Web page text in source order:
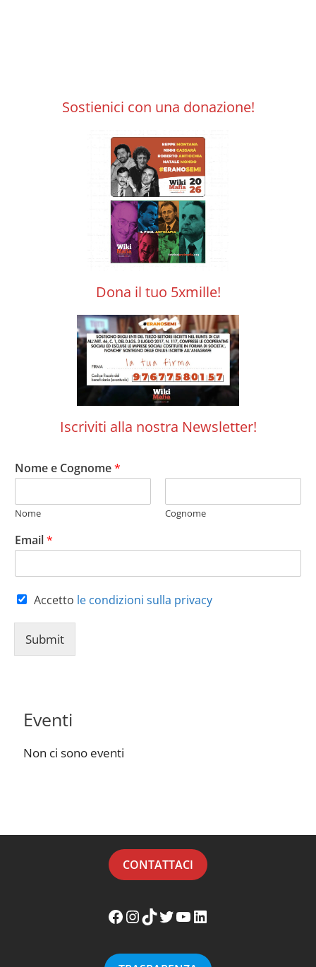
Sostienici con una donazione!
Dona il tuo 5xmille!
Iscriviti alla nostra Newsletter!
Nome e Cognome*
Nome Cognome
Email*
Accetto le condizioni sulla privacy
Submit
Eventi
Non ci sono eventi
CONTATTACI
Facebook WikiMafia
Instagram WikiMafia
TikTok WikiMafia
Twitter WikiMafia
YouTube WikiMafia
LinkedIn WikiMafia